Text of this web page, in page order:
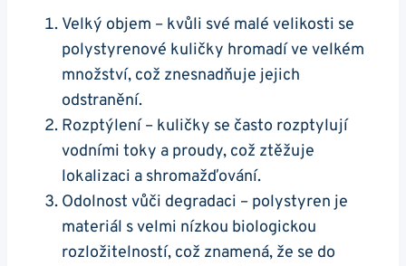
Velký objem – kvůli své malé velikosti se
polystyrenové kuličky hromadí ve velkém
množství, což znesnadňuje jejich
odstranění.
Rozptýlení – kuličky se často rozptylují
vodními toky a proudy, což ztěžuje
lokalizaci a shromažďování.
Odolnost vůči degradaci – polystyren je
materiál s velmi nízkou biologickou
rozložitelností, což znamená, že se do